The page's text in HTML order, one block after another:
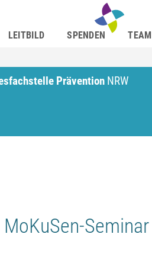
LEITBILD SPENDEN TEAM
Prävention NRW
Seminar